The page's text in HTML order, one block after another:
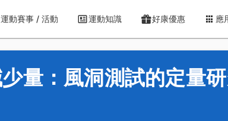
運動賽事 / 活動 運動知識 好康優惠 應
量：風洞測試的定量